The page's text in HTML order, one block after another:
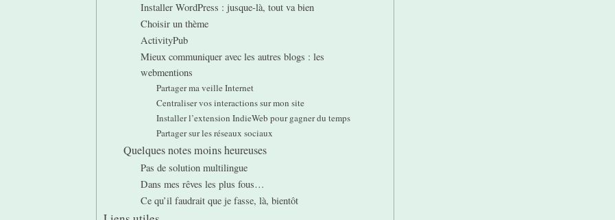
Installer WordPress : jusque-là, tout va bien
Choisir un thème
ActivityPub
Mieux communiquer avec les autres blogs : les
webmentions
Partager ma veille Internet
Centraliser vos interactions sur mon site
Installer l’extension IndieWeb pour gagner du temps
Partager sur les réseaux sociaux
Quelques notes moins heureuses
Pas de solution multilingue
Dans mes rêves les plus fous…
Ce qu’il faudrait que je fasse, là, bientôt